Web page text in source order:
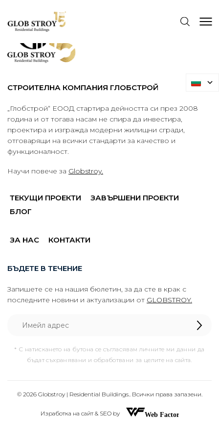
СТРОИТЕЛНА КОМПАНИЯ ГЛОБСТРОЙ
„Глобстрой“ ЕООД стартира дейността си през 2008
година и от тогава насам не спира да инвестира,
проектира и изгражда модерни жилищни сгради,
отговарящи на всички стандарти за качество и
функционалност.
Научи повече за Globstroy.
ТЕКУЩИ ПРОЕКТИ
ЗАВЪРШЕНИ ПРОЕКТИ
БЛОГ
ЗА НАС КОНТАКТИ
БЪДЕТЕ В ТЕЧЕНИЕ
Запишете се на нашия бюлетин, за да сте в крак с
последните новини и актуализации от GLOBSTROY.
* С натискането на бутона се съгласявам личните ми данни да
бъдат съхранявани и обработвани за целите на сайта.
© 2026 Globstroy | Residential Buildings.. Всички права запазени.
Изработка на сайт & SEO by